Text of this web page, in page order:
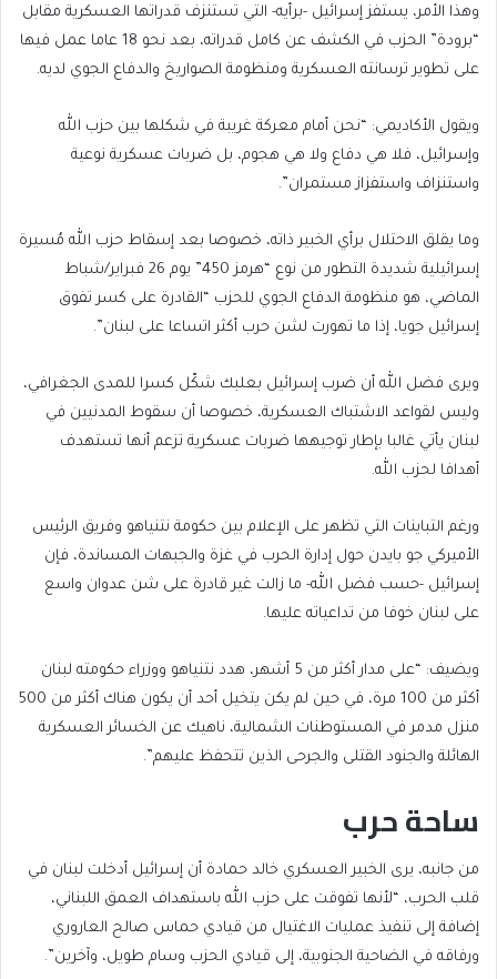
وهذا الأمر، يستفز إسرائيل -برأيه- التي تستنزف قدراتها العسكرية مقابل
“برودة” الحزب في الكشف عن كامل قدراته، بعد نحو 18 عاما عمل فيها
على تطوير ترسانته العسكرية ومنظومة الصواريخ والدفاع الجوي لديه.
ويقول الأكاديمي: “نحن أمام معركة غريبة في شكلها بين حزب الله
وإسرائيل، فلا هي دفاع ولا هي هجوم، بل ضربات عسكرية نوعية
واستنزاف واستفزاز مستمران”.
وما يقلق الاحتلال برأي الخبير ذاته، خصوصا بعد إسقاط حزب الله مُسيرة
إسرائيلية شديدة التطور من نوع “هرمز 450” يوم 26 فبراير/شباط
الماضي، هو منظومة الدفاع الجوي للحزب “القادرة على كسر تفوق
إسرائيل جويا، إذا ما تهورت لشن حرب أكثر اتساعا على لبنان”.
ويرى فضل الله أن ضرب إسرائيل بعلبك شكّل كسرا للمدى الجغرافي،
وليس لقواعد الاشتباك العسكرية، خصوصا أن سقوط المدنيين في
لبنان يأتي غالبا بإطار توجيهها ضربات عسكرية تزعم أنها تستهدف
أهدافا لحزب الله.
ورغم التباينات التي تظهر على الإعلام بين حكومة نتنياهو وفريق الرئيس
الأميركي جو بايدن حول إدارة الحرب في غزة والجبهات المساندة، فإن
إسرائيل -حسب فضل الله- ما زالت غير قادرة على شن عدوان واسع
على لبنان خوفا من تداعياته عليها.
ويضيف: “على مدار أكثر من 5 أشهر، هدد نتنياهو ووزراء حكومته لبنان
أكثر من 100 مرة، في حين لم يكن يتخيل أحد أن يكون هناك أكثر من 500
منزل مدمر في المستوطنات الشمالية، ناهيك عن الخسائر العسكرية
الهائلة والجنود القتلى والجرحى الذين تتحفظ عليهم”.
ساحة حرب
من جانبه، يرى الخبير العسكري خالد حمادة أن إسرائيل أدخلت لبنان في
قلب الحرب، “لأنها تفوقت على حزب الله باستهداف العمق اللبناني،
إضافة إلى تنفيذ عمليات الاغتيال من قيادي حماس صالح العاروري
ورفاقه في الضاحية الجنوبية، إلى قيادي الحزب وسام طويل، وآخرين”.